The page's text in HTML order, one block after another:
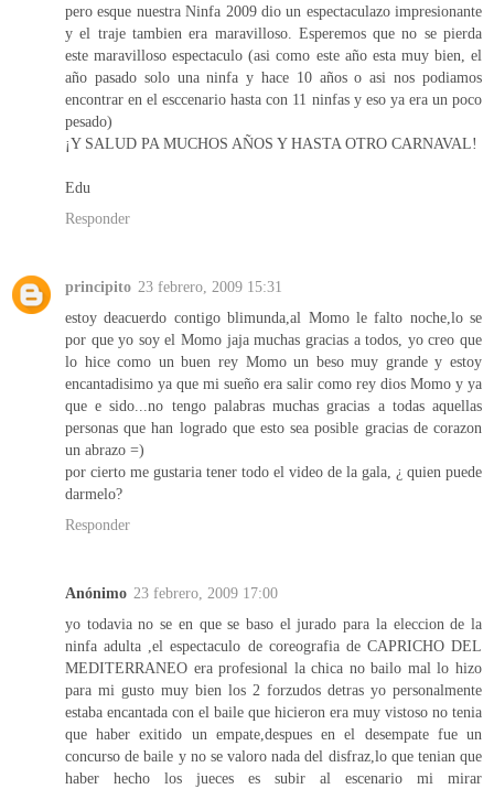
pero esque nuestra Ninfa 2009 dio un espectaculazo impresionante
y el traje tambien era maravilloso. Esperemos que no se pierda
este maravilloso espectaculo (asi como este año esta muy bien, el
año pasado solo una ninfa y hace 10 años o asi nos podiamos
encontrar en el esccenario hasta con 11 ninfas y eso ya era un poco
pesado)
¡Y SALUD PA MUCHOS AÑOS Y HASTA OTRO CARNAVAL!
Edu
Responder
principito 23 febrero, 2009 15:31
estoy deacuerdo contigo blimunda,al Momo le falto noche,lo se
por que yo soy el Momo jaja muchas gracias a todos, yo creo que
lo hice como un buen rey Momo un beso muy grande y estoy
encantadisimo ya que mi sueño era salir como rey dios Momo y ya
que e sido...no tengo palabras muchas gracias a todas aquellas
personas que han logrado que esto sea posible gracias de corazon
un abrazo =)
por cierto me gustaria tener todo el video de la gala, ¿ quien puede
darmelo?
Responder
Anónimo 23 febrero, 2009 17:00
yo todavia no se en que se baso el jurado para la eleccion de la
ninfa adulta ,el espectaculo de coreografia de CAPRICHO DEL
MEDITERRANEO era profesional la chica no bailo mal lo hizo
para mi gusto muy bien los 2 forzudos detras yo personalmente
estaba encantada con el baile que hicieron era muy vistoso no tenia
que haber exitido un empate,despues en el desempate fue un
concurso de baile y no se valoro nada del disfraz,lo que tenian que
haber hecho los jueces es subir al escenario mi mirar